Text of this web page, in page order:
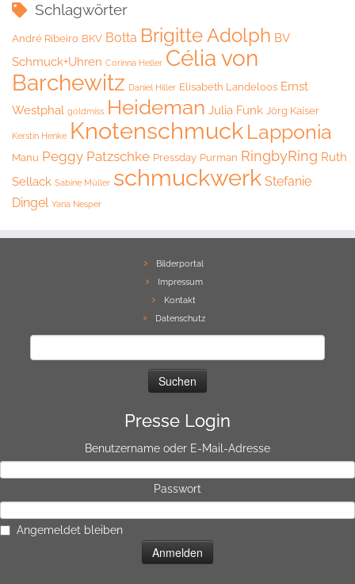
Schlagwörter
André Ribeiro BKV Botta Brigitte Adolph BV
Schmuck+Uhren Corinna Heller Célia von
Barchewitz Daniel Hiller Elisabeth Landeloos Ernst
Westphal goldmiss Heideman Julia Funk Jörg Kaiser
Kerstin Henke Knotenschmuck Lapponia
Manu Peggy Patzschke Pressday Purman RingbyRing Ruth
Sellack Sabine Müller schmuckwerk Stefanie
Dingel Yana Nesper
Bilderportal
Impressum
Kontakt
Datenschutz
Presse Login
Benutzername oder E-Mail-Adresse
Passwort
Angemeldet bleiben